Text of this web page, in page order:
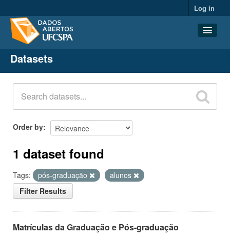
Log in
Datasets
Organizations
Groups
About
Datasets
Order by
1 dataset found
Tags: pós-graduação
alunos
Filter Results
Matrículas da Graduação e Pós-graduação